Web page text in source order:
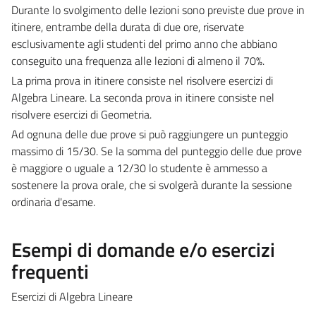
Durante lo svolgimento delle lezioni sono previste due prove in
itinere, entrambe della durata di due ore, riservate
esclusivamente agli studenti del primo anno che abbiano
conseguito una frequenza alle lezioni di almeno il 70%.
La prima prova in itinere consiste nel risolvere esercizi di
Algebra Lineare. La seconda prova in itinere consiste nel
risolvere esercizi di Geometria.
Ad ognuna delle due prove si può raggiungere un punteggio
massimo di 15/30. Se la somma del punteggio delle due prove
è maggiore o uguale a 12/30 lo studente è ammesso a
sostenere la prova orale, che si svolgerà durante la sessione
ordinaria d'esame.
Esempi di domande e/o esercizi
frequenti
Esercizi di Algebra Lineare